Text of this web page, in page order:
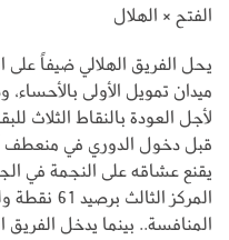
الفتح × الهلال
يحل الفريق الهلالي ضيفاً على
ميدان تمويل الأولى
لأجل العودة بالنقاط الثلاث
قبل دخول الدوري في منعطف
يقنع عشاقه على النجمة في
المركز